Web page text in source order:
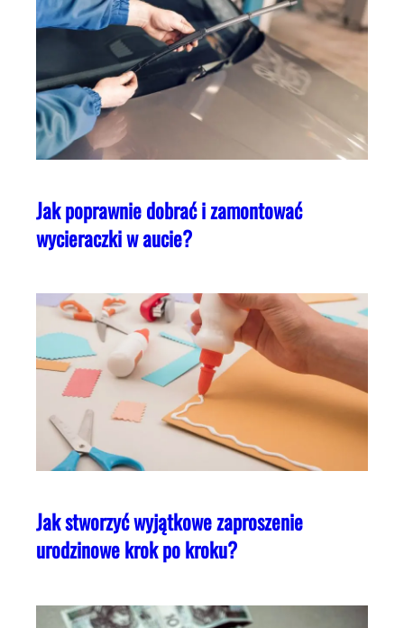
Jak poprawnie dobrać i zamontować
wycieraczki w aucie?
Jak stworzyć wyjątkowe zaproszenie
urodzinowe krok po kroku?